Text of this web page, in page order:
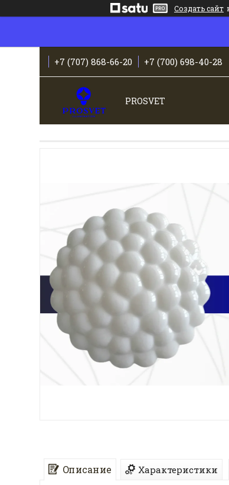
Создать сайт
+7 (707) 868-66-20 +7 (700) 698-40-28
PROSVET
Описание Характеристики